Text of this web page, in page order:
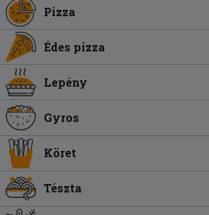
Pizza
Édes pizza
Lepény
Gyros
Köret
Tészta